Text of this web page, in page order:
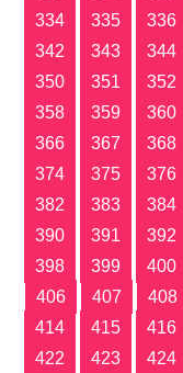
334
335 336
342
343 344
350
351 352
358
359 360
366
367 368
374
375 376
382
383 384
390
391 392
398
399 400
406
407 408
414
415 416
422
423 424